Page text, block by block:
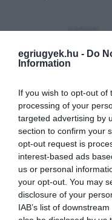
egriugyek.hu - Do
Information
If you wish to opt-out of
processing of your
targeted advertising by
section to confirm your
opt-out request is
interest-based ads
us or personal
your opt-out. You may
disclosure of your
IAB’s list of
bennünket az
VISSZA A